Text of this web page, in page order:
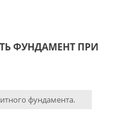
ФУНДАМЕНТ ПРИ
фундамента.